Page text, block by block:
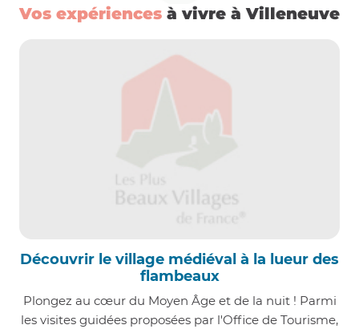
Vos expériences à vivre à Villeneuve
Découvrir le village médiéval à la lueur des
flambeaux
Plongez au cœur du Moyen Âge et de la nuit ! Parmi
les visites guidées proposées par l'Office de Tourisme,